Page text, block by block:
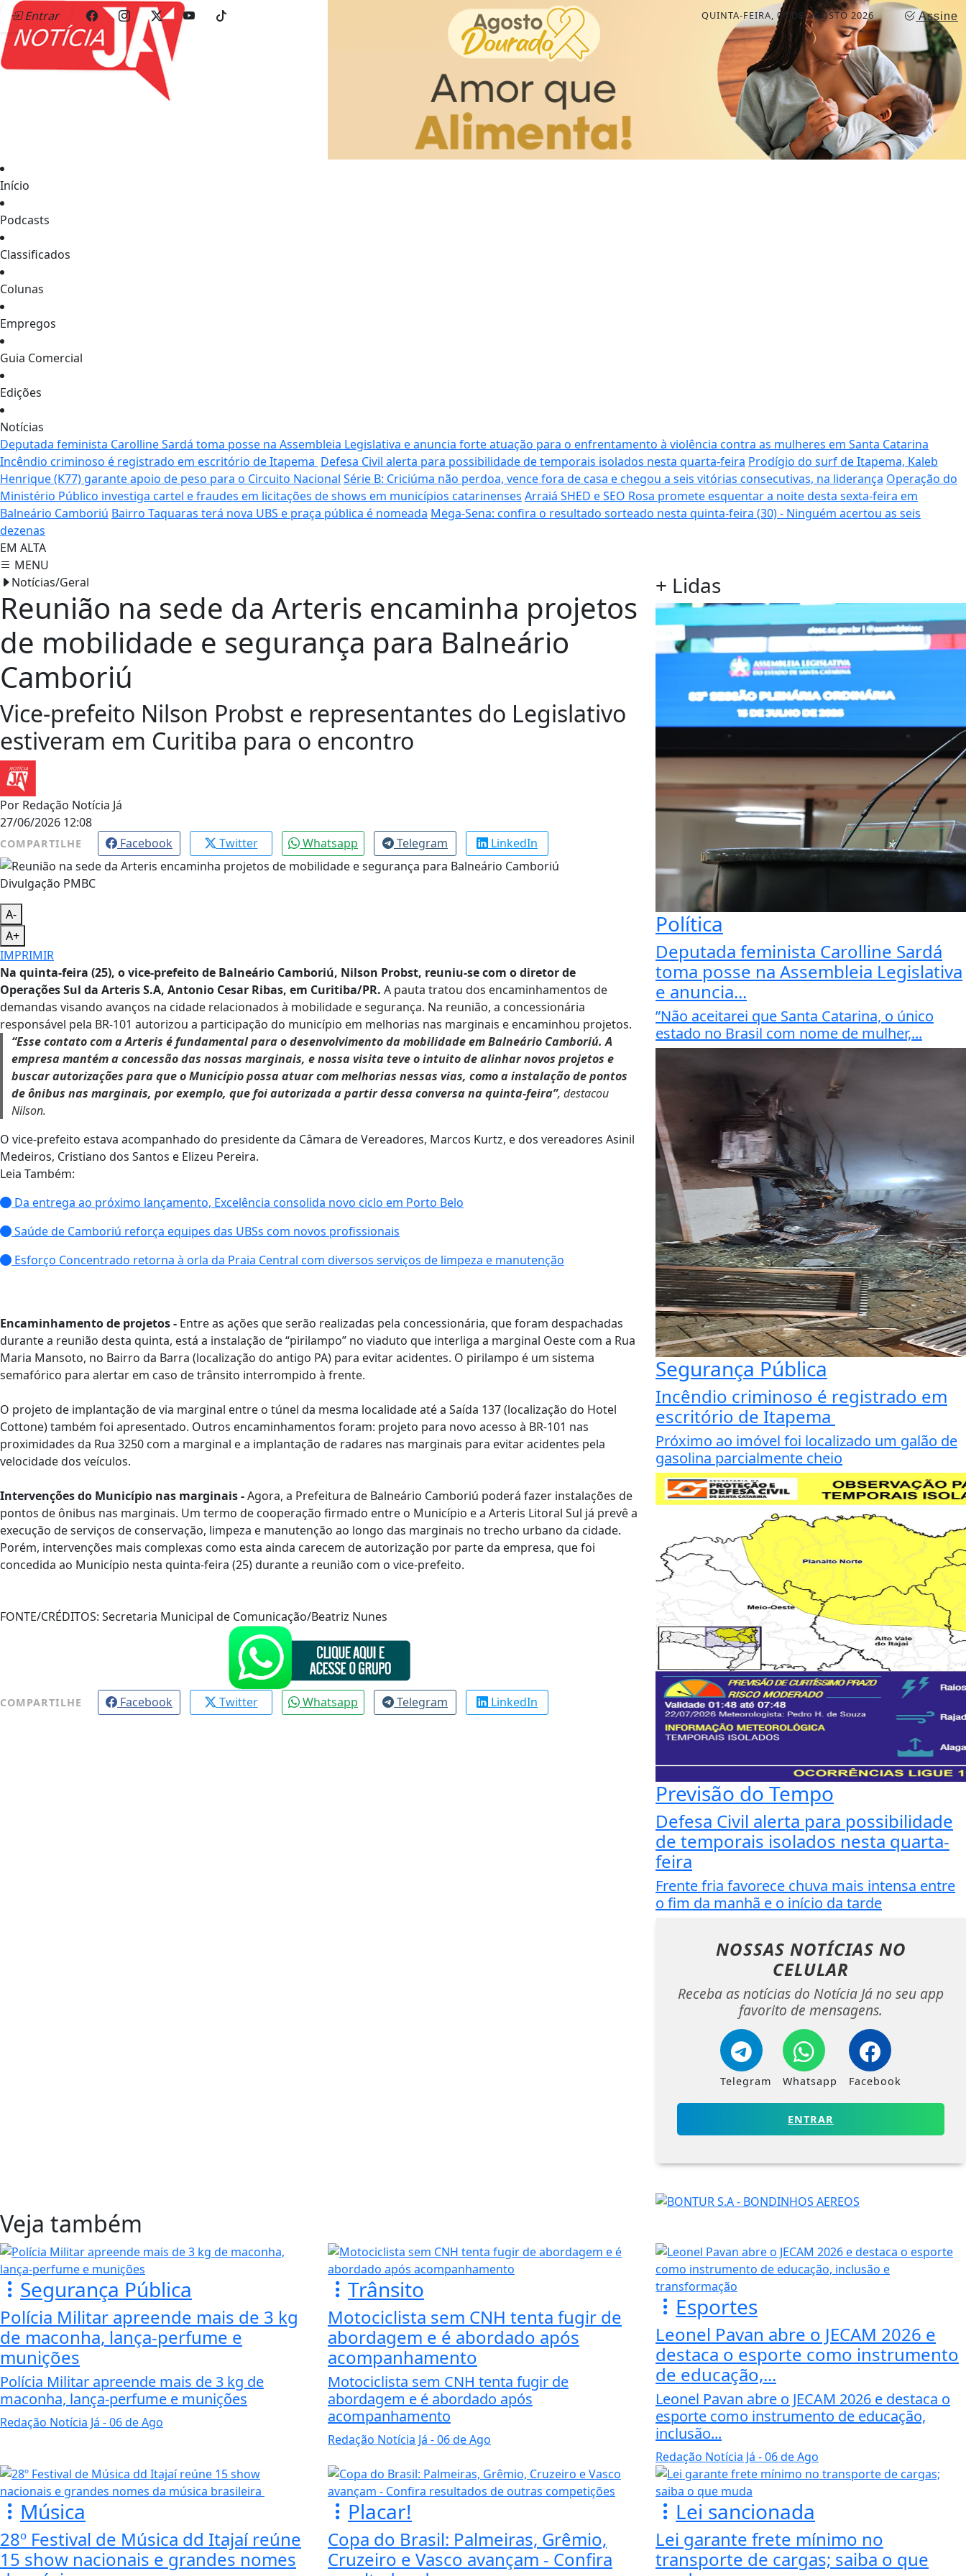
Entrar Assine
QUINTA-FEIRA, 06 DE AGOSTO 2026
Início
Podcasts
Classificados
Colunas
Empregos
Guia Comercial
Edições
Notícias
Deputada feminista Carolline Sardá toma posse na Assembleia Legislativa e anuncia forte atuação para o enfrentamento à violência contra as mulheres em Santa Catarina
Incêndio criminoso é registrado em escritório de Itapema Defesa Civil alerta para possibilidade de temporais isolados nesta quarta-feira Prodígio do surf de Itapema, Kaleb
Henrique (K77) garante apoio de peso para o Circuito Nacional Série B: Criciúma não perdoa, vence fora de casa e chegou a seis vitórias consecutivas, na liderança Operação do
Ministério Público investiga cartel e fraudes em licitações de shows em municípios catarinenses Arraiá SHED e SEO Rosa promete esquentar a noite desta sexta-feira em
Balneário Camboriú Bairro Taquaras terá nova UBS e praça pública é nomeada Mega-Sena: confira o resultado sorteado nesta quinta-feira (30) - Ninguém acertou as seis
dezenas
EM ALTA
MENU
Notícias/Geral
Reunião na sede da Arteris encaminha projetos
de mobilidade e segurança para Balneário
Camboriú
Vice-prefeito Nilson Probst e representantes do Legislativo
estiveram em Curitiba para o encontro
Por Redação Notícia Já
27/06/2026 12:08
COMPARTILHE Facebook Twitter Whatsapp Telegram LinkedIn
Divulgação PMBC
A-
A+
IMPRIMIR
Na quinta-feira (25), o vice-prefeito de Balneário Camboriú, Nilson Probst, reuniu-se com o diretor de
Operações Sul da Arteris S.A, Antonio Cesar Ribas, em Curitiba/PR. A pauta tratou dos encaminhamentos de
demandas visando avanços na cidade relacionados à mobilidade e segurança. Na reunião, a concessionária
responsável pela BR-101 autorizou a participação do município em melhorias nas marginais e encaminhou projetos.
“Esse contato com a Arteris é fundamental para o desenvolvimento da mobilidade em Balneário Camboriú. A
empresa mantém a concessão das nossas marginais, e nossa visita teve o intuito de alinhar novos projetos e
buscar autorizações para que o Município possa atuar com melhorias nessas vias, como a instalação de pontos
de ônibus nas marginais, por exemplo, que foi autorizada a partir dessa conversa na quinta-feira”, destacou
Nilson.
O vice-prefeito estava acompanhado do presidente da Câmara de Vereadores, Marcos Kurtz, e dos vereadores Asinil
Medeiros, Cristiano dos Santos e Elizeu Pereira.
Leia Também:
Da entrega ao próximo lançamento, Excelência consolida novo ciclo em Porto Belo
Saúde de Camboriú reforça equipes das UBSs com novos profissionais
Esforço Concentrado retorna à orla da Praia Central com diversos serviços de limpeza e manutenção
Encaminhamento de projetos - Entre as ações que serão realizadas pela concessionária, que foram despachadas
durante a reunião desta quinta, está a instalação de “pirilampo” no viaduto que interliga a marginal Oeste com a Rua
Maria Mansoto, no Bairro da Barra (localização do antigo PA) para evitar acidentes. O pirilampo é um sistema
semafórico para alertar em caso de trânsito interrompido à frente.
O projeto de implantação de via marginal entre o túnel da mesma localidade até a Saída 137 (localização do Hotel
Cottone) também foi apresentado. Outros encaminhamentos foram: projeto para novo acesso à BR-101 nas
proximidades da Rua 3250 com a marginal e a implantação de radares nas marginais para evitar acidentes pela
velocidade dos veículos.
Intervenções do Município nas marginais -Agora, a Prefeitura de Balneário Camboriú poderá fazer instalações de
pontos de ônibus nas marginais. Um termo de cooperação firmado entre o Município e a Arteris Litoral Sul já prevê a
execução de serviços de conservação, limpeza e manutenção ao longo das marginais no trecho urbano da cidade.
Porém, intervenções mais complexas como esta ainda carecem de autorização por parte da empresa, que foi
concedida ao Município nesta quinta-feira (25) durante a reunião com o vice-prefeito.
FONTE/CRÉDITOS: Secretaria Municipal de Comunicação/Beatriz Nunes
COMPARTILHE Facebook Twitter Whatsapp Telegram LinkedIn
+ Lidas
Política
Deputada feminista Carolline Sardá
toma posse na Assembleia Legislativa
e anuncia...
”Não aceitarei que Santa Catarina, o único
estado no Brasil com nome de mulher,...
Segurança Pública
Incêndio criminoso é registrado em
escritório de Itapema
Próximo ao imóvel foi localizado um galão de
gasolina parcialmente cheio
Previsão do Tempo
Defesa Civil alerta para possibilidade
de temporais isolados nesta quarta-
feira
Frente fria favorece chuva mais intensa entre
o fim da manhã e o início da tarde
NOSSAS NOTÍCIAS NO
CELULAR
Receba as notícias do Notícia Já no seu app
favorito de mensagens.
Telegram Whatsapp Facebook
ENTRAR
Veja também
Segurança Pública
Polícia Militar apreende mais de 3 kg
de maconha, lança-perfume e
munições
Polícia Militar apreende mais de 3 kg de
maconha, lança-perfume e munições
Redação Notícia Já - 06 de Ago
Trânsito
Motociclista sem CNH tenta fugir de
abordagem e é abordado após
acompanhamento
Motociclista sem CNH tenta fugir de
abordagem e é abordado após
acompanhamento
Redação Notícia Já - 06 de Ago
Esportes
Leonel Pavan abre o JECAM 2026 e
destaca o esporte como instrumento
de educação,...
Leonel Pavan abre o JECAM 2026 e destaca o
esporte como instrumento de educação,
inclusão...
Redação Notícia Já - 06 de Ago
Música
28º Festival de Música dd Itajaí reúne
15 show nacionais e grandes nomes
Placar!
Copa do Brasil: Palmeiras, Grêmio,
Cruzeiro e Vasco avançam - Confira
Lei sancionada
Lei garante frete mínimo no
transporte de cargas; saiba o que